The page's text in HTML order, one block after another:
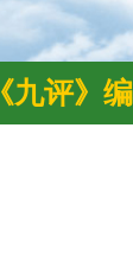
《九评》